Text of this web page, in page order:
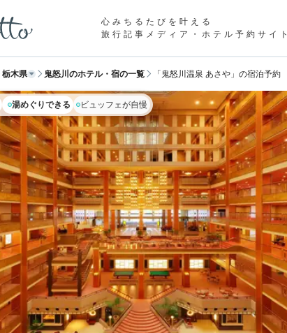
心みちるたびを叶える
旅行記事メディア・ホテル予約サイト
栃木県 鬼怒川のホテル・宿の一覧 「鬼怒川温泉 あさや」の宿泊予約
湯めぐりできる ビュッフェが自慢